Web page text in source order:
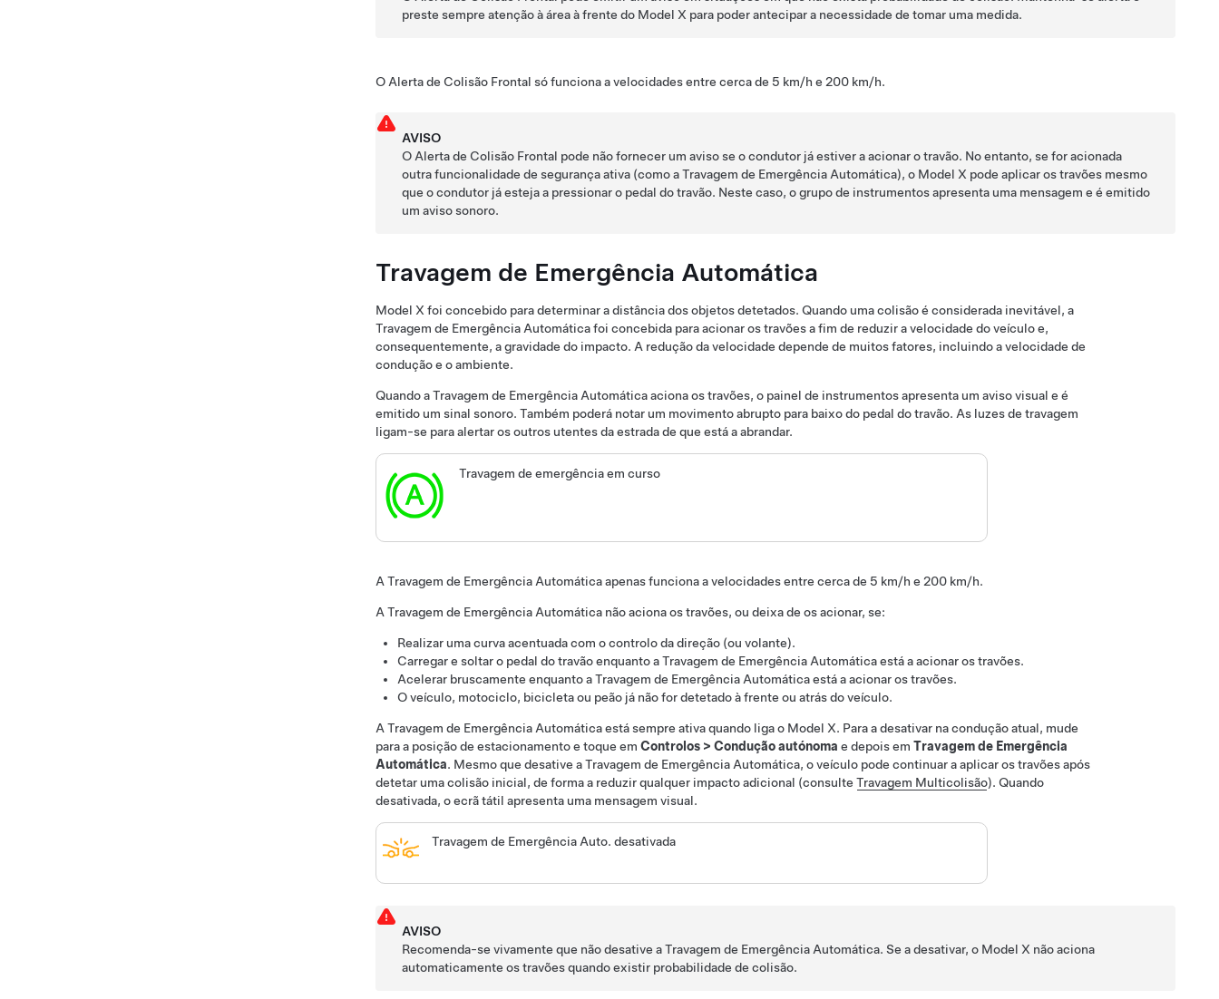
preste sempre atenção à área à frente do Model X para poder antecipar a necessidade de tomar uma medida.
O Alerta de Colisão Frontal só funciona a velocidades entre cerca de 5 km/h e 200 km/h.
AVISO
O Alerta de Colisão Frontal pode não fornecer um aviso se o condutor já estiver a acionar o travão. No entanto, se for acionada
outra funcionalidade de segurança ativa (como a Travagem de Emergência Automática), o Model X pode aplicar os travões mesmo
que o condutor já esteja a pressionar o pedal do travão. Neste caso, ogrupo de instrumentosapresenta uma mensagem e é emitido
um aviso sonoro.
Travagem de Emergência Automática
Model X foi concebido para determinar a distância dos objetos detetados. Quando uma colisão é considerada inevitável, a
Travagem de Emergência Automática foi concebida para acionar os travões a fim de reduzir a velocidade do veículo e,
consequentemente, a gravidade do impacto. A redução da velocidade depende de muitos fatores, incluindo a velocidade de
condução e o ambiente.
Quando a Travagem de Emergência Automática aciona os travões, o painel de instrumentosapresenta um aviso visual e é
emitido um sinal sonoro. Também poderá notar um movimento abrupto para baixo do pedal do travão. As luzes de travagem
ligam-se para alertar os outros utentes da estrada de que está a abrandar.
Travagem de emergência em curso
A Travagem de Emergência Automática apenas funciona a velocidades entre cerca de 5 km/h e 200 km/h.
A Travagem de Emergência Automática não aciona os travões, ou deixa de os acionar, se:
Realizar uma curva acentuada com ocontrolo da direção (ou volante).
Carregar e soltar o pedal do travão enquanto a Travagem de Emergência Automática está a acionar os travões.
Acelerar bruscamente enquanto a Travagem de Emergência Automática está a acionar os travões.
O veículo, motociclo, bicicleta ou peão já não for detetado à frente ou atrás do veículo.
A Travagem de Emergência Automática está sempre ativa quando liga o Model X. Para a desativar na condução atual, mude
para a posição de estacionamento e toque em Controlos > Condução autónoma e depois em Travagem de Emergência
Automática. Mesmo que desative a Travagem de Emergência Automática, o veículo pode continuar a aplicar os travões após
detetar uma colisão inicial, de forma a reduzir qualquer impacto adicional (consulte Travagem Multicolisão). Quando
desativada, o ecrã tátil apresenta uma mensagem visual.
Travagem de Emergência Auto. desativada
AVISO
Recomenda-se vivamente que não desative a Travagem de Emergência Automática. Se a desativar, o Model X não aciona
automaticamente os travões quando existir probabilidade de colisão.